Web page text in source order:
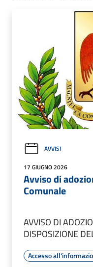
AVVISI
17 GIUGNO 2026
Avviso di
Comunale
AVVISO DI
DISPOSIZIONE
Accesso